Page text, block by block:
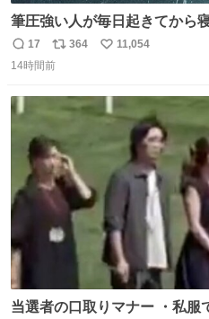
筆圧強い人が毎日起きてから
とこうなる。 異常事態です。
返
信
17
リ
ポ
ト
364
い
数
11,054
14時間前
当選者の口取りマナー ・私服での参加 ・スマートフォンで